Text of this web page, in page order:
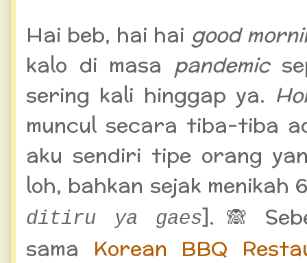
Hai beb, hai hai good
kalo di masa pandemic
sering kali hinggap ya.
muncul secara tiba-tiba
aku sendiri tipe orang
loh, bahkan sejak menikah
ditiru ya gaes]. 🙈
sama Korean BBQ